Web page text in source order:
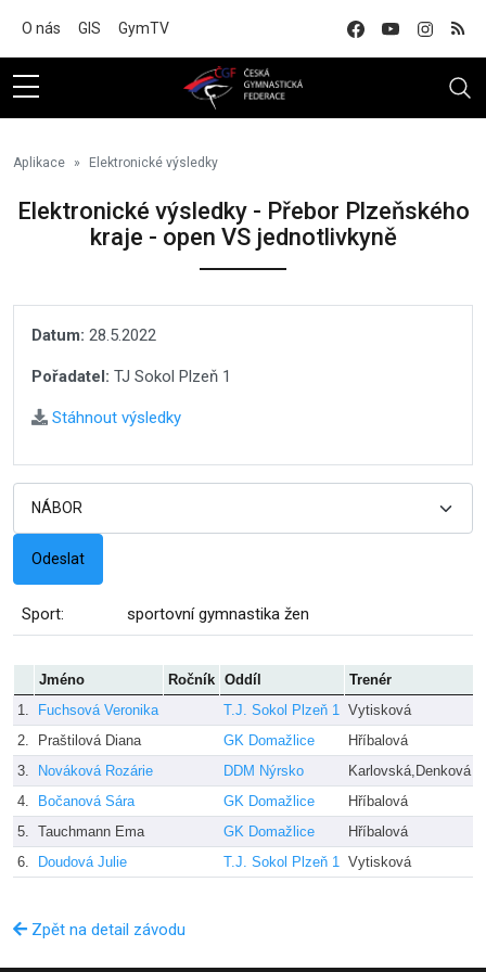
O nás GIS GymTV
Aplikace Elektronické výsledky
Elektronické výsledky - Přebor Plzeňského
kraje - open VS jednotlivkyně
Datum: 28.5.2022
Pořadatel: TJ Sokol Plzeň 1
Stáhnout výsledky
Sport: sportovní gymnastika žen
Jméno Ročník Oddíl Trenér
1.
Fuchsová Veronika T.J. Sokol Plzeň 1 Vytisková
2.
Praštilová Diana GK Domažlice Hříbalová
3.
Nováková Rozárie DDM Nýrsko Karlovská,Denková
4.
Bočanová Sára GK Domažlice Hříbalová
5. Tauchmann Ema GK Domažlice Hříbalová
6.
Doudová Julie T.J. Sokol Plzeň 1 Vytisková
Zpět na detail závodu